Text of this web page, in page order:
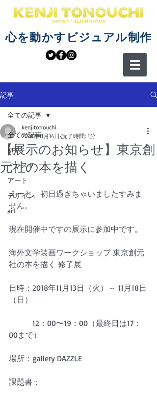
心を動かすビジュアル制作
記事
全ての記事
NFT
イラスト
アート
デザイン
art
全ての記事
【展示のお知らせ】東京創
元社の本を描く
kenjitonouchi
2018年11月14日 読了時間: 1分
えーと、初日過ぎちゃいましたすみま
せん。
現在開催中ですの展示に参加中です。
海外文学装画ワークショップ 東京創元
社の本を描く 修了展
日時：2018年11月13日（火）～ 11月18日
（日）
12：00〜19：00（最終日は17：
00まで）
場所：gallery DAZZLE
課題書：